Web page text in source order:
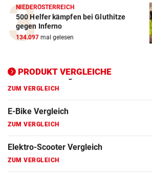
NIEDERÖSTERREICH
500 Helfer kämpfen bei Gluthitze
gegen Inferno
134.097 mal gelesen
PRODUKT VERGLEICHE
E-Bike Vergleich
ZUM VERGLEICH
Elektro-Scooter Vergleich
Ergometer Vergleich
ZUM VERGLEICH
Fahrrad Test
ZUM VERGLEICH
Fahrradanhänger Vergleich
ZUM VERGLEICH